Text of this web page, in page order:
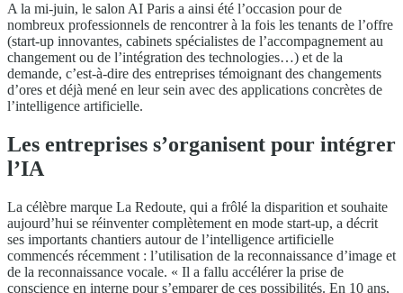
A la mi-juin, le salon AI Paris a ainsi été l’occasion pour de
nombreux professionnels de rencontrer à la fois les tenants de l’offre
(start-up innovantes, cabinets spécialistes de l’accompagnement au
changement ou de l’intégration des technologies…) et de la
demande, c’est-à-dire des entreprises témoignant des changements
d’ores et déjà mené en leur sein avec des applications concrètes de
l’intelligence artificielle.
Les entreprises s’organisent pour intégrer
l’IA
La célèbre marque La Redoute, qui a frôlé la disparition et souhaite
aujourd’hui se réinventer complètement en mode start-up, a décrit
ses importants chantiers autour de l’intelligence artificielle
commencés récemment : l’utilisation de la reconnaissance d’image et
de la reconnaissance vocale. « Il a fallu accélérer la prise de
conscience en interne pour s’emparer de ces possibilités. En 10 ans,